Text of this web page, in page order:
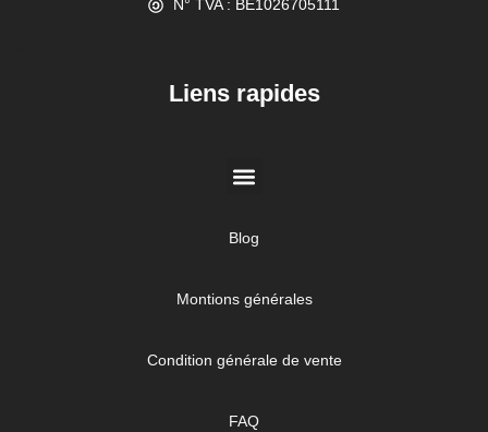
N° TVA : BE1026705111
Liens rapides
Blog
Montions générales
Condition générale de vente
FAQ